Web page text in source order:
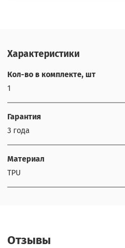
Характеристики
Кол-во в комплекте, шт
1
Гарантия
3 года
Материал
TPU
Отзывы